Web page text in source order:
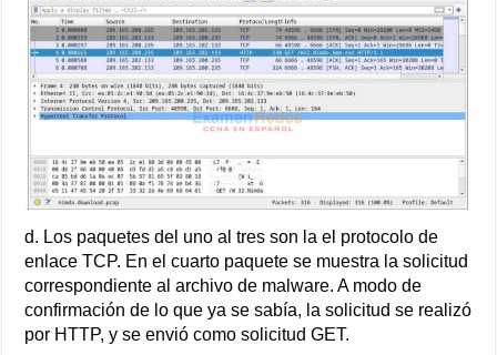
d. Los paquetes del uno al tres son la el protocolo de
enlace TCP. En el cuarto paquete se muestra la solicitud
correspondiente al archivo de malware. A modo de
confirmación de lo que ya se sabía, la solicitud se realizó
por HTTP, y se envió como solicitud GET.